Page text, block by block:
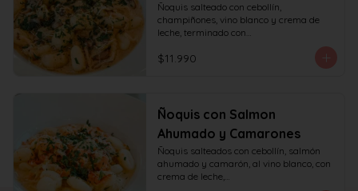
Ñoquis salteado con cebollín,
champiñones, vino blanco y crema de
leche, terminado con
$11.990
Ñoquis con Salmon
Ahumado y Camarones
Ñoquis salteados con cebollín, salmón
ahumado y camarón, al vino blanco, con
crema de leche,